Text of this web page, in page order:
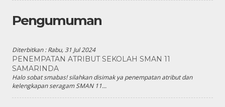
Pengumuman
Diterbitkan :Rabu, 31 Jul 2024
PENEMPATAN ATRIBUT SEKOLAH SMAN 11
SAMARINDA
Halo sobat smabas! silahkan disimak ya penempatan atribut dan
kelengkapan seragam SMAN 11...